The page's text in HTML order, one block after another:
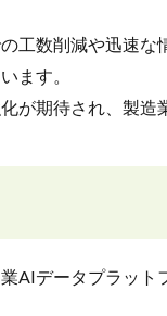
工数削減や迅速
ます。
が期待され、製造
AIデータプラッ